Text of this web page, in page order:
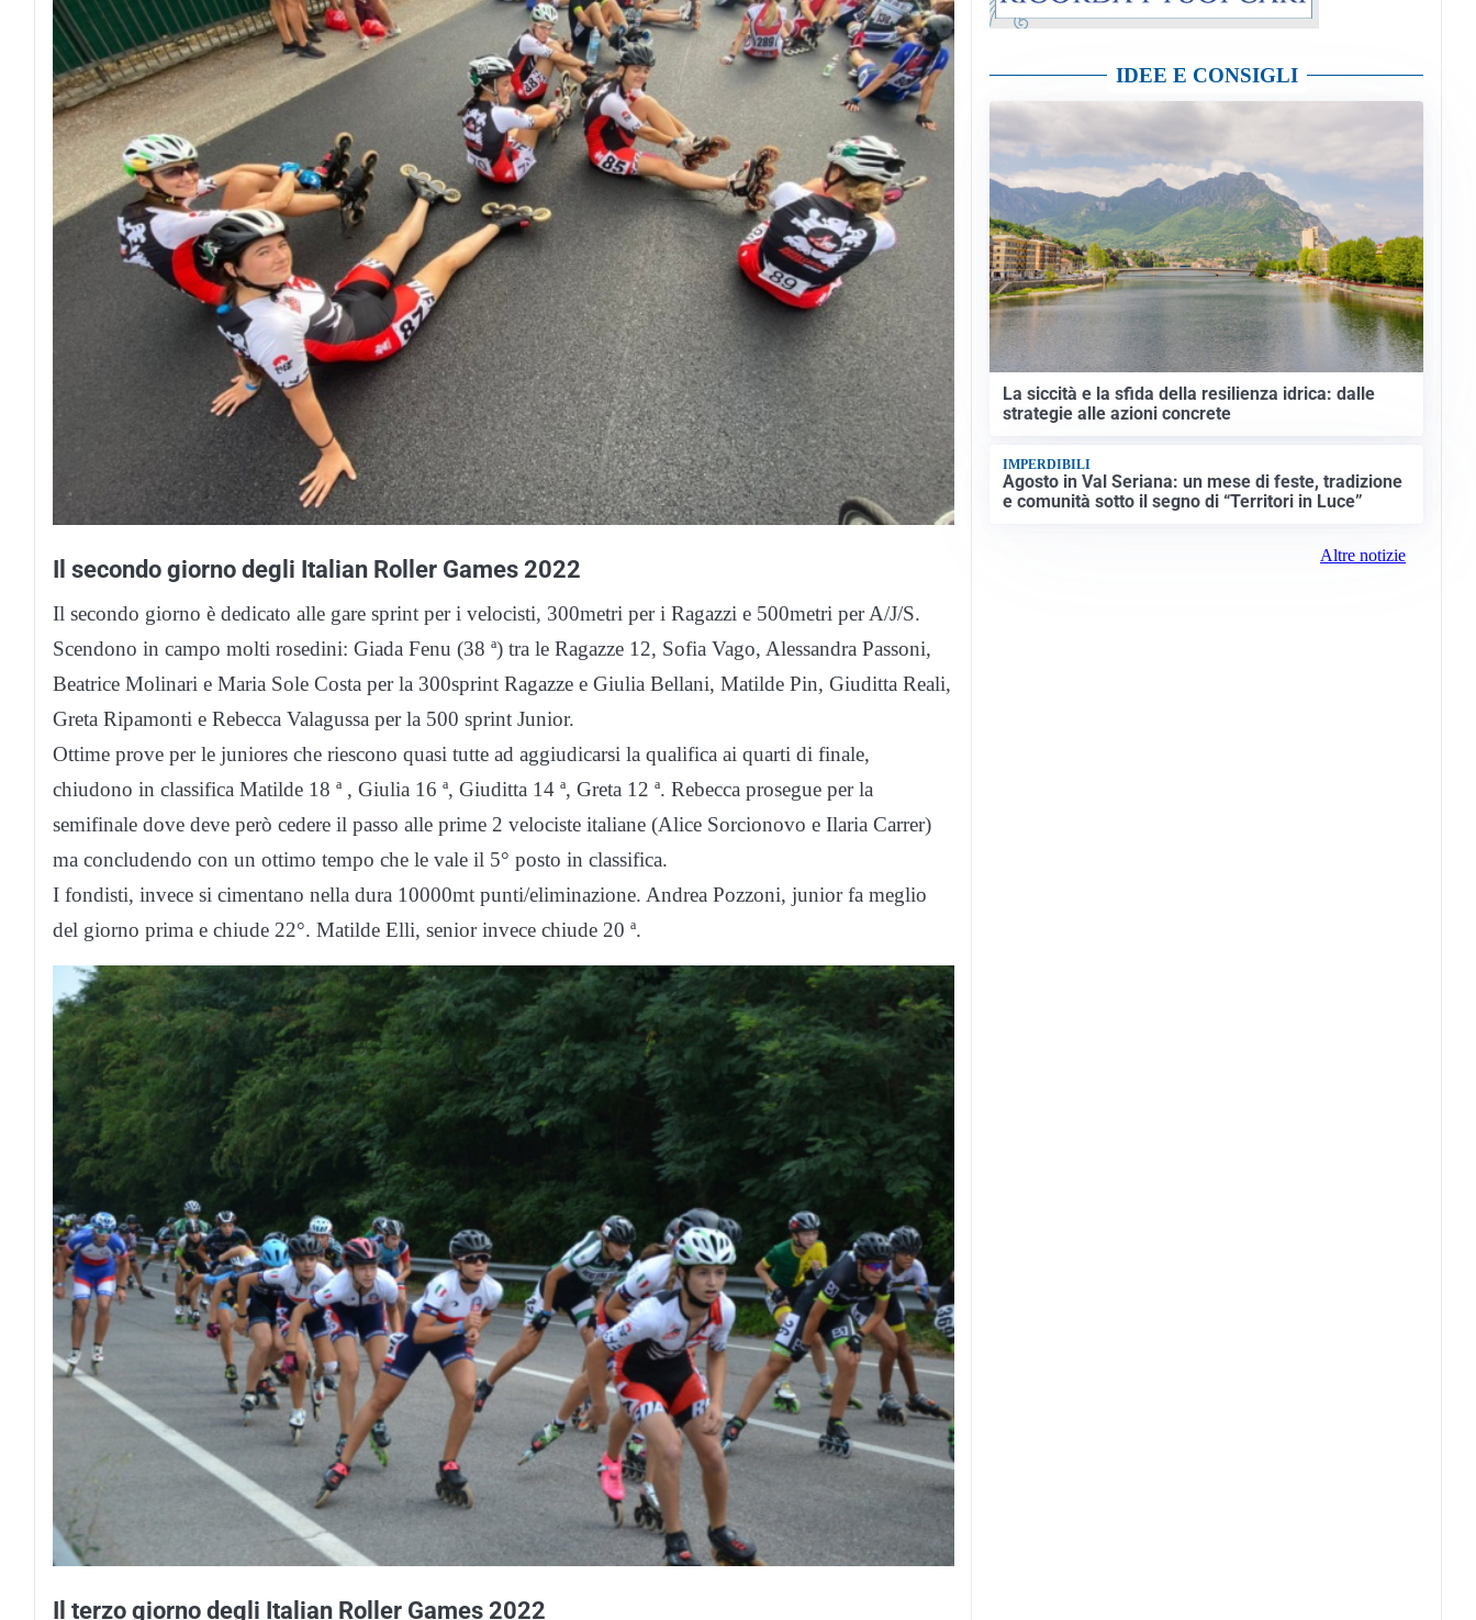
Il secondo giorno degli Italian Roller Games 2022
Il secondo giorno è dedicato alle gare sprint per i velocisti, 300metri per i Ragazzi e 500metri per A/J/S.
Scendono in campo molti rosedini: Giada Fenu (38 ª) tra le Ragazze 12, Sofia Vago, Alessandra Passoni,
Beatrice Molinari e Maria Sole Costa per la 300sprint Ragazze e Giulia Bellani, Matilde Pin, Giuditta Reali,
Greta Ripamonti e Rebecca Valagussa per la 500 sprint Junior.
Ottime prove per le juniores che riescono quasi tutte ad aggiudicarsi la qualifica ai quarti di finale,
chiudono in classifica Matilde 18 ª , Giulia 16 ª, Giuditta 14 ª, Greta 12 ª. Rebecca prosegue per la
semifinale dove deve però cedere il passo alle prime 2 velociste italiane (Alice Sorcionovo e Ilaria Carrer)
ma concludendo con un ottimo tempo che le vale il 5° posto in classifica.
I fondisti, invece si cimentano nella dura 10000mt punti/eliminazione. Andrea Pozzoni, junior fa meglio
del giorno prima e chiude 22°. Matilde Elli, senior invece chiude 20 ª.
Il terzo giorno degli Italian Roller Games 2022
IDEE E CONSIGLI
La siccità e la sfida della resilienza idrica: dalle
strategie alle azioni concrete
IMPERDIBILI
Agosto in Val Seriana: un mese di feste, tradizione
e comunità sotto il segno di “Territori in Luce”
Altre notizie